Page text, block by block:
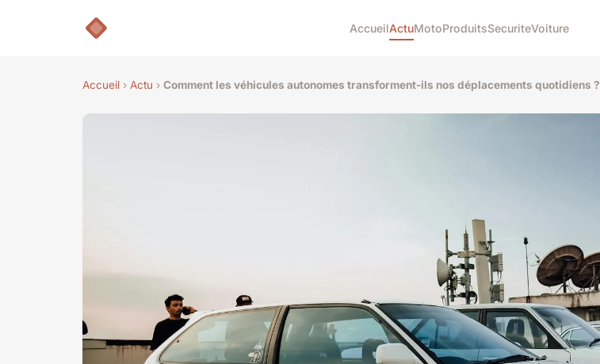
AccueilActuMotoProduitsSecuriteVoiture
Accueil › Actu › Comment les véhicules autonomes transforment-ils nos déplacements quotidiens ?